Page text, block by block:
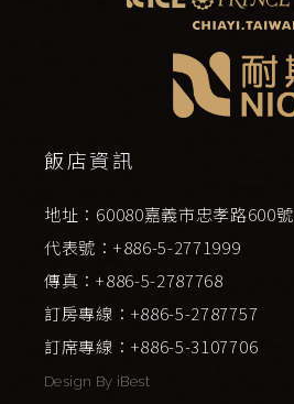
飯店資訊
地址：60080嘉義市忠孝路600號
代表號：+886-5-2771999
傳真：+886-5-2787768
訂房專線：+886-5-2787757
訂席專線：+886-5-3107706
Design By iBest